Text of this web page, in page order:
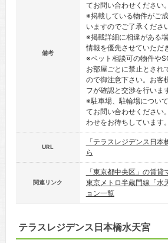
備考
てお問い合わせください。
※掲載している物件がご
いますのでご了承くださ
※掲載詳細に相違がある
情報を優先させていただ
※ペット相談可の物件や
お部屋ごとに禁止とされ
ので御注意下さい。お客
フが確認と交渉を行いま
※駐車場、駐輪場につい
てお問い合わせください
わせをお待ちしています。
URL
「テラスレジデンス日
ら
関連リンク
「東京都中央区」の賃貸
東京メトロ半蔵門線「水
ョン一覧
テラスレジデンス日本橋水天宮